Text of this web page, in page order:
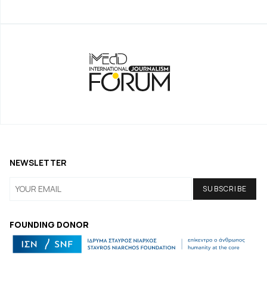
FOUNDING DONOR
NEWSLETTER